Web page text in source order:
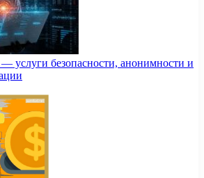
услуги безопасности, анонимности и